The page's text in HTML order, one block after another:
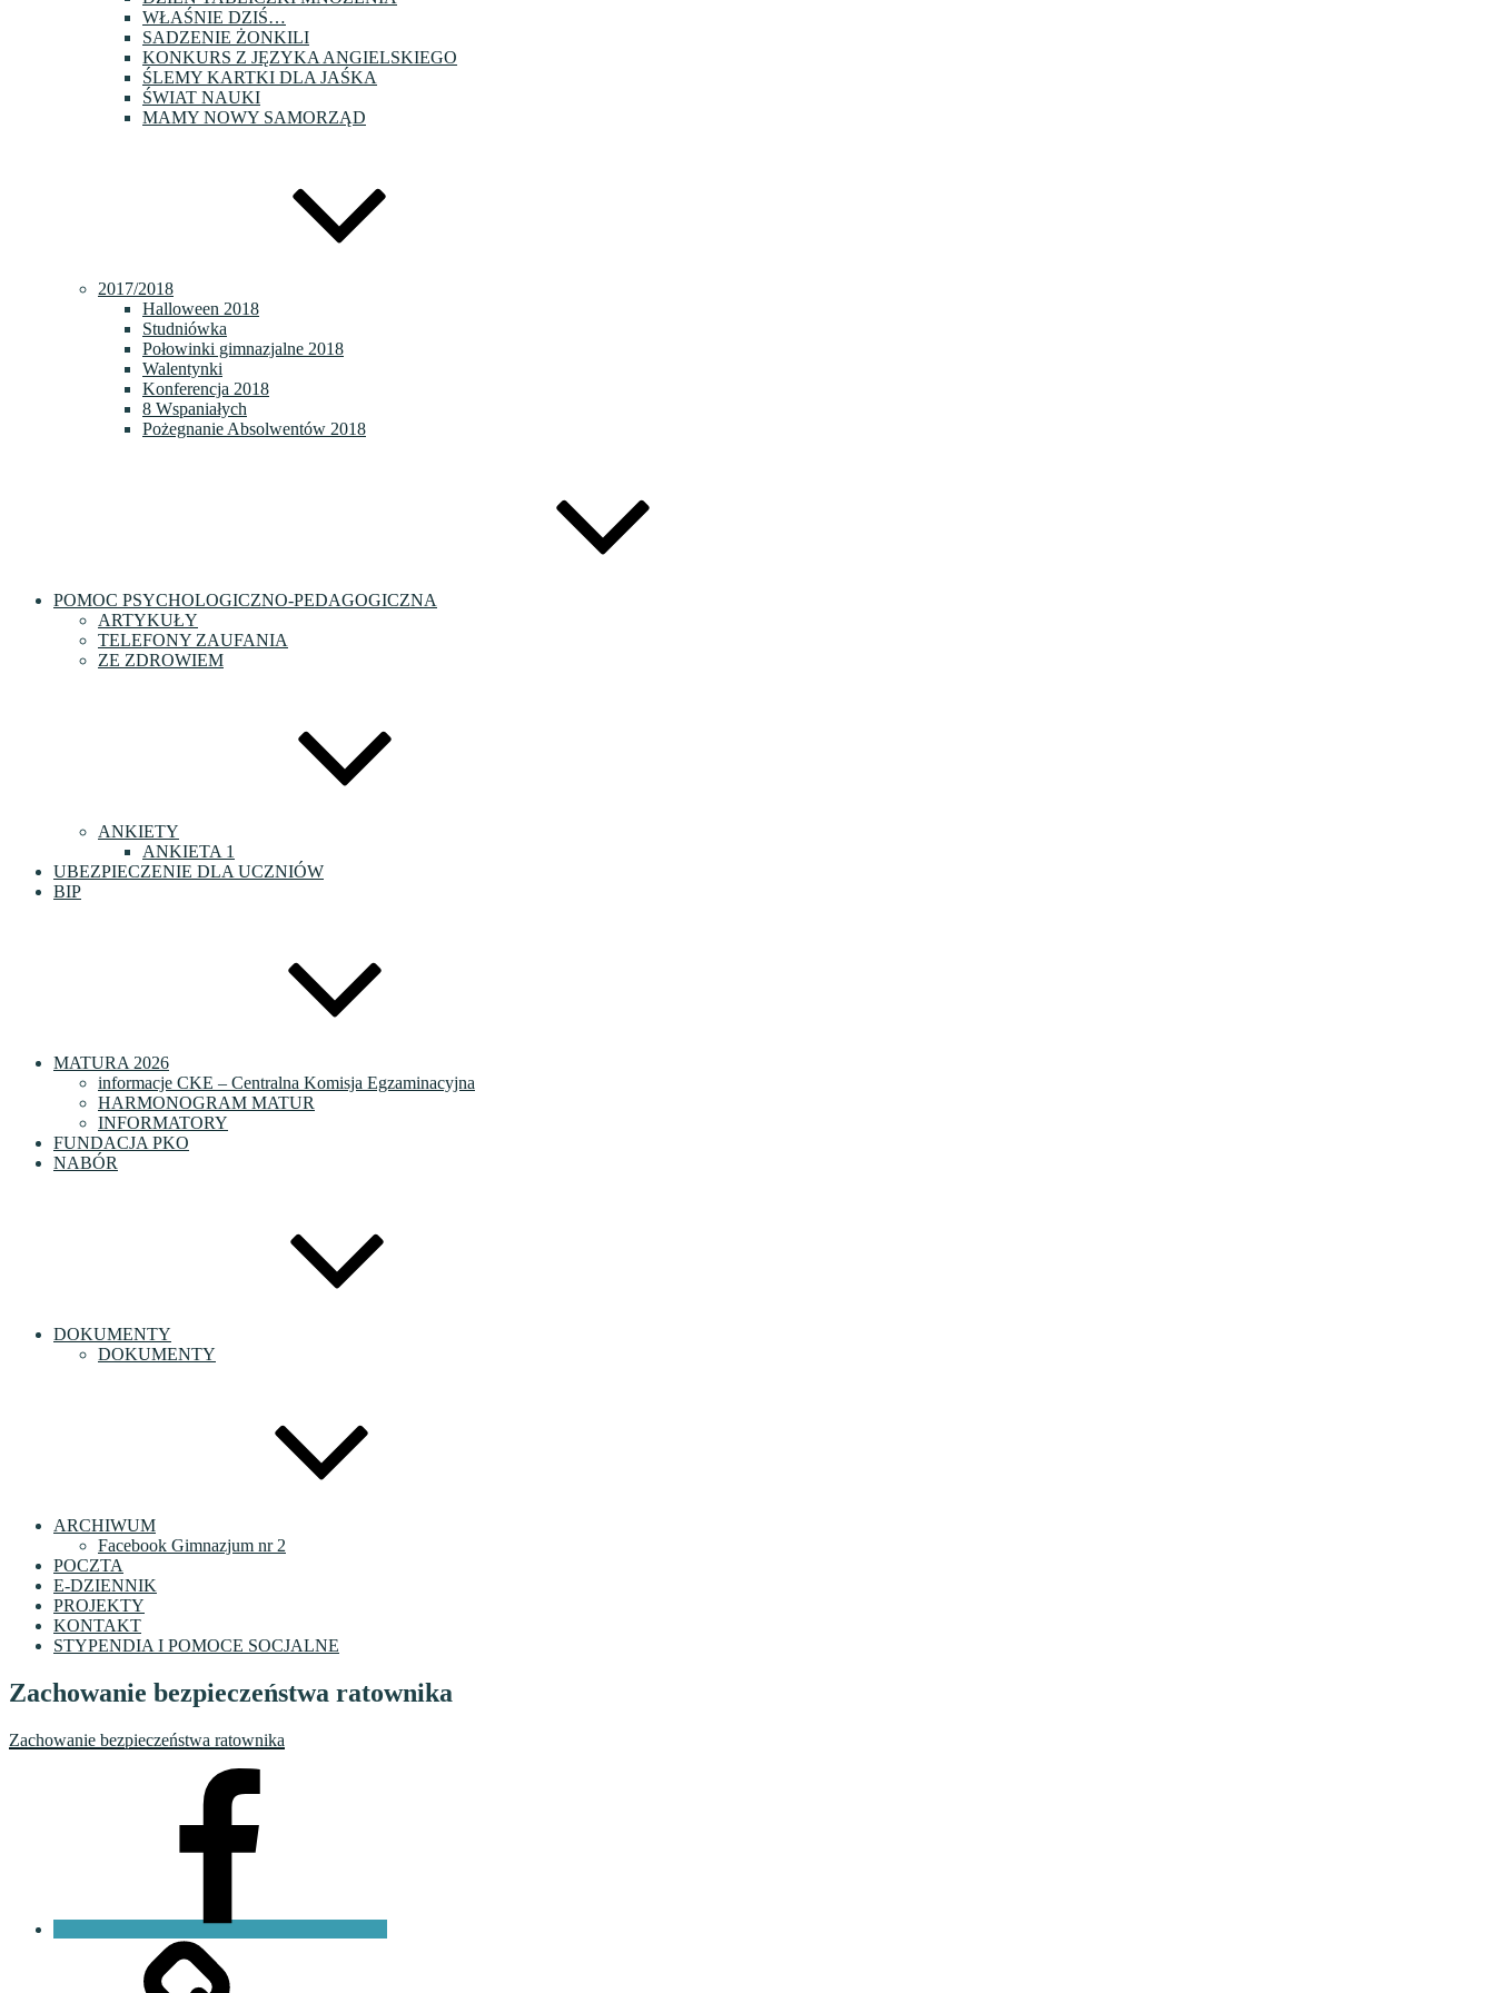
WŁAŚNIE DZIŚ…
SADZENIE ŻONKILI
KONKURS Z JĘZYKA ANGIELSKIEGO
ŚLEMY KARTKI DLA JAŚKA
ŚWIAT NAUKI
MAMY NOWY SAMORZĄD
2017/2018
Halloween 2018
Studniówka
Połowinki gimnazjalne 2018
Walentynki
Konferencja 2018
8 Wspaniałych
Pożegnanie Absolwentów 2018
POMOC PSYCHOLOGICZNO-PEDAGOGICZNA
ARTYKUŁY
TELEFONY ZAUFANIA
ZE ZDROWIEM
ANKIETY
ANKIETA 1
UBEZPIECZENIE DLA UCZNIÓW
BIP
MATURA 2026
informacje CKE – Centralna Komisja Egzaminacyjna
HARMONOGRAM MATUR
INFORMATORY
FUNDACJA PKO
NABÓR
DOKUMENTY
DOKUMENTY
ARCHIWUM
Facebook Gimnazjum nr 2
POCZTA
E-DZIENNIK
PROJEKTY
KONTAKT
STYPENDIA I POMOCE SOCJALNE
Zachowanie bezpieczeństwa ratownika
Zachowanie bezpieczeństwa ratownika